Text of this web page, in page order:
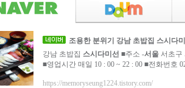
조용한 분위기 강남 초밥집 스시다
강남 초밥집 스시다미선 ■주소 -서울 서초구
■영업시간 매일 10 : 00 ~ 22 : 00 ■전화번호
https://memoryseung1224.tistory.com/